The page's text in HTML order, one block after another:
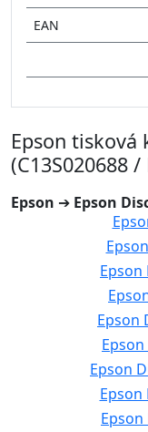
EAN
Epson tisková
(C13S020688
Epson ➔ Epson
Epson
Epson
Epson
Epson